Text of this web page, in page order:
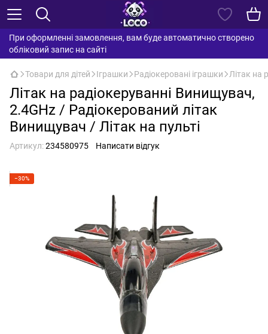
При оформленні замовлення, вам буде автоматично створено
обліковий запис на сайті
Товари для дітей Іграшки Радіокеровані іграшки Літак на
Літак на радіокеруванні Винищувач,
2.4GHz / Радіокерований літак
Винищувач / Літак на пульті
Артикул:234580975 Написати відгук
−30%